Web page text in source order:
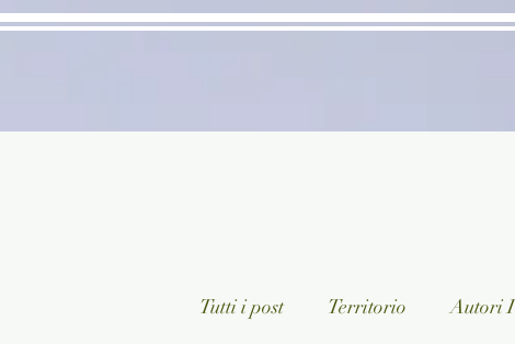
Tutti i post Territorio Autori